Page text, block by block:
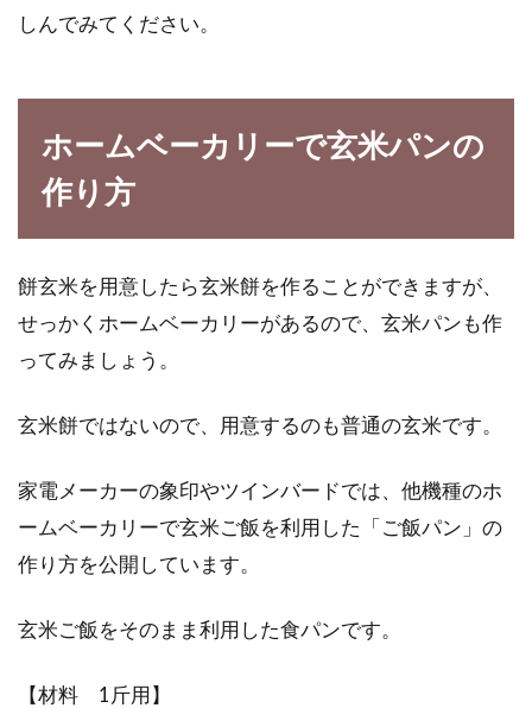
しんでみてください。
ホームベーカリーで玄米パンの
作り方
餅玄米を用意したら玄米餅を作ることができますが、
せっかくホームベーカリーがあるので、玄米パンも作
ってみましょう。
玄米餅ではないので、用意するのも普通の玄米です。
家電メーカーの象印やツインバードでは、他機種のホ
ームベーカリーで玄米ご飯を利用した「ご飯パン」の
作り方を公開しています。
玄米ご飯をそのまま利用した食パンです。
【材料 1斤用】